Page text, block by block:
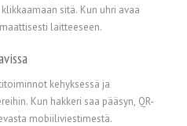
sitä. Kun uhri avaa
laitteeseen.
kehyksessä ja
Kun hakkeri saa pääsyn, QR-
mobiiliviestimestä.